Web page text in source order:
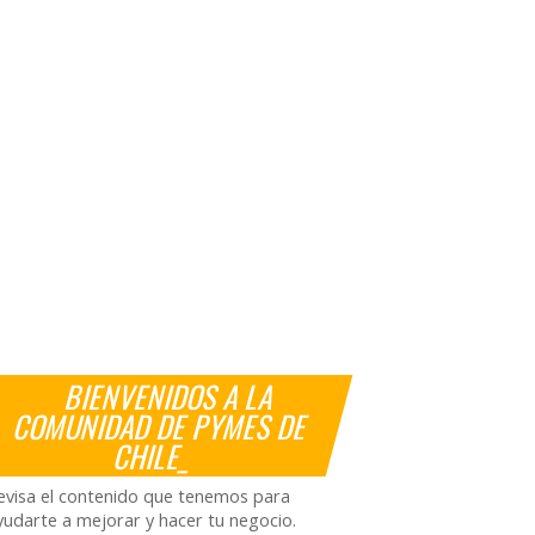
BIENVENIDOS A LA
COMUNIDAD DE PYMES DE
CHILE_
el contenido que tenemos para
a mejorar y hacer tu negocio.